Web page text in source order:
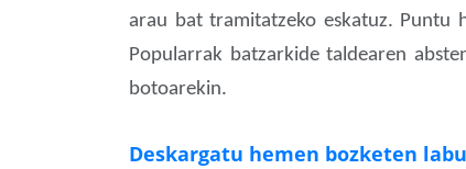
arau bat tramitatzeko eskatuz. Puntu
Popularrak batzarkide taldearen
botoarekin.
Deskargatu hemen bozketen